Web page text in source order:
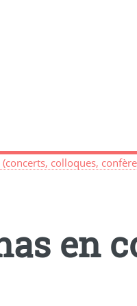
colloques,
en